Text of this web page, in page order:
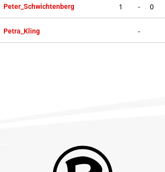
Peter_Schwichtenberg 1 - 0
Petra_Kling -